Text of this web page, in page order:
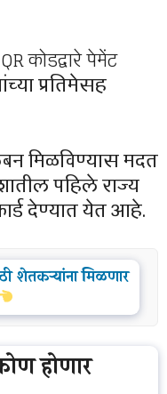
कोडद्वारे पेमेंट
प्रतिमेसह
मिळविण्यास मदत
पहिले राज्य
देण्यात येत आहे.
शेतकऱ्यांना मिळणार
होणार